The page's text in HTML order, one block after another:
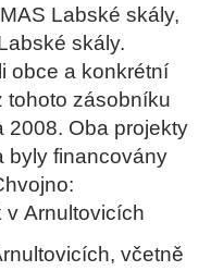
Labské skály,
skály.
obce a konkrétní
tohoto zásobníku
2008. Oba projekty
byly financovány
Arnultovicích
včetně